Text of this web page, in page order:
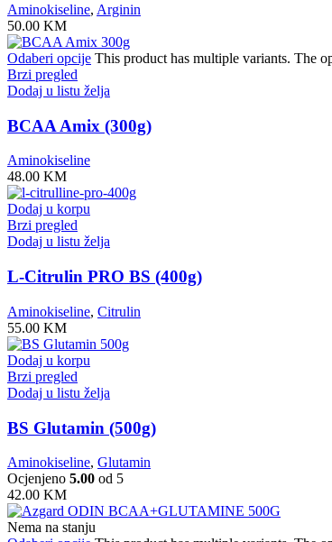
Aminokiseline, Arginin
50.00 KM
Odaberi opcije This product has multiple variants. The
Brzi pregled
Dodaj u listu želja
BCAA Amix (300g)
Aminokiseline
48.00 KM
Dodaj u korpu
Brzi pregled
Dodaj u listu želja
L-Citrulin PRO BS (400g)
Aminokiseline, Citrulin
55.00 KM
Dodaj u korpu
Brzi pregled
Dodaj u listu želja
BS Glutamin (500g)
Aminokiseline, Glutamin
Ocjenjeno 5.00 od 5
42.00 KM
Nema na stanju